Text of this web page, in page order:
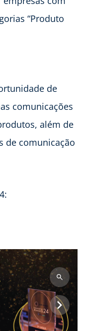
“Produto
de
comunicações
além de
de comunicação